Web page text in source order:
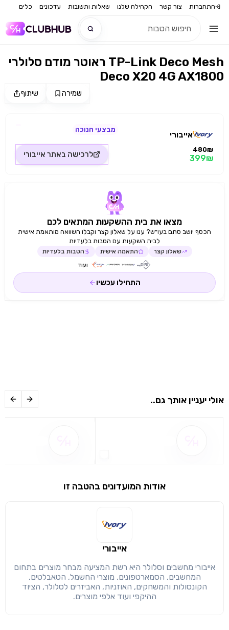
התחברות צור קשר הקהילה שלנו שאלות ותשובות עדכונים כלים
שיתוף
שימו לב!
מימוש הטבה זו ניתן רק לחברי
שיתוף שמירה
ראוטר מודם סלולרי TP-Link Deco Mesh
Deco X20 4G AX1800
אייבורי מבצעי חנוכה
480₪
399₪ לרכישה באתר אייבורי
מצאו את בית ההשקעות המתאים לכם
הכסף יושב סתם בעו״ש? ענו על שאלון קצר וקבלו השוואה מותאמת אישית
לבית השקעות עם הטבות בלעדיות
שאלון קצר התאמה אישית הטבות בלעדיות
ועוד
התחילו עכשיו
אולי יעניין אותך גם..
אודות המועדונים בהטבה זו
אייבורי
אייבורי מחשבים וסלולר היא רשת המציעה מבחר מוצרים בתחום
המחשבים, הסמארטפונים, מוצרי החשמל, הטאבלטים,
הקונסולות והמשחקים, האוזניות, האביזרים לסלולר, הציוד
ההיקפי ועוד אלפי מוצרים.